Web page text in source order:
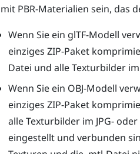
mit PBR-Materialien sein, das
Wenn Sie ein glTF-Modell
einziges ZIP-Paket
Datei und alle Texturbilder
Wenn Sie ein OBJ-Modell
einziges ZIP-Paket
alle Texturbilder im JPG-
eingestellt und verbunden